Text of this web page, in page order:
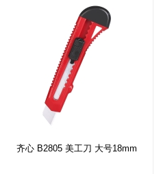
齐心 B2805 美工刀 大号18mm